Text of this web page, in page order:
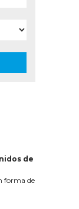
de
forma de